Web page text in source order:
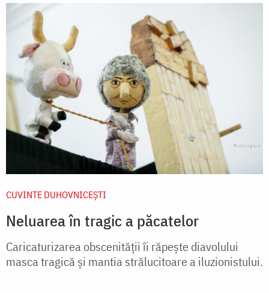
CUVINTE DUHOVNICEȘTI
Neluarea în tragic a păcatelor
Caricaturizarea obscenităţii îi răpeşte diavolului
masca tragică şi mantia strălucitoare a iluzionistului.